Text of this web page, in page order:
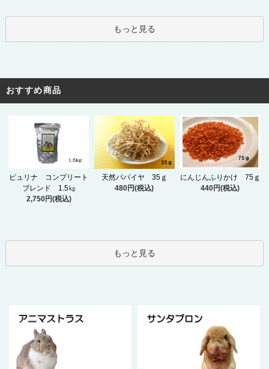
もっと見る
おすすめ商品
ピュリナ コンプリート
ブレンド 1.5㎏
2,750円(税込)
天然パパイヤ 35ｇ
480円(税込)
にんじんふりかけ 75ｇ
440円(税込)
もっと見る